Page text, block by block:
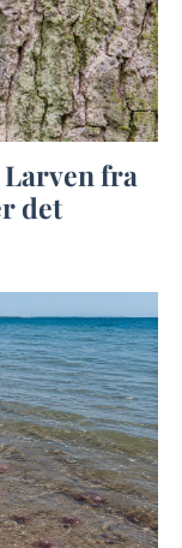
fra
det